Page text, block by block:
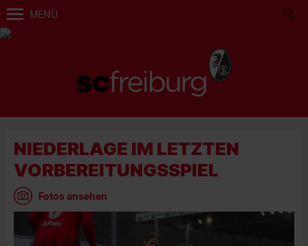
MENÜ
NIEDERLAGE IM LETZTEN
VORBEREITUNGSSPIEL
Fotos ansehen